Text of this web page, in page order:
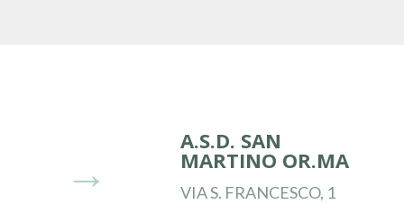
→
A.S.D. SAN
MARTINO OR.MA
VIA S. FRANCESCO, 1